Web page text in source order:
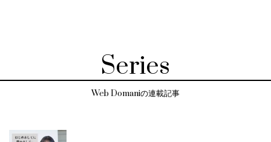
Series
Web Domaniの連載記事